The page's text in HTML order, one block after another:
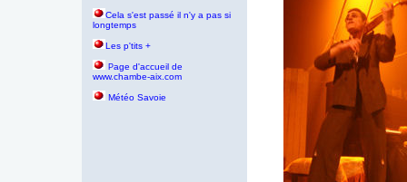
Cela s'est passé il n'y a pas si
longtemps
Les p'tits +
Page d'accueil de
www.chambe-aix.com
Météo Savoie